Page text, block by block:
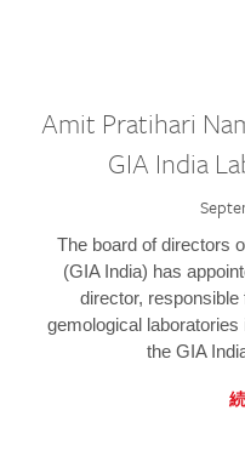
Amit Pratihari
GIA India
The board of directors
(GIA India) has
director, responsible
gemological
the GIA